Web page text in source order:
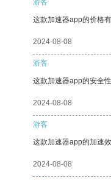
游客
这款加速器app的价格
2024-08-08
游客
这款加速器app的安全
2024-08-08
游客
这款加速器app的加速
2024-08-08